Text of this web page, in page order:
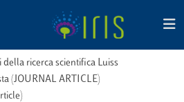
ricerca scientifica Luiss
(JOURNAL ARTICLE)